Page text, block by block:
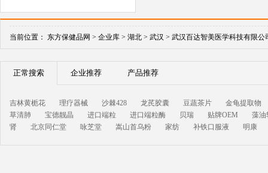
当前位置： 东方保健品网 > 企业库 > 湖北 > 武汉 > 武汉百达智美医学科技有限公
正常搜索 企业推荐 产品推荐
吉林黄栀花 理疗器械 沙棘428 龙芪胶囊 豆蔬茶片
金龟提取物
草清肺
宝德靓晶 进口端粒 进口端粒酶 贝瑞 贴牌OEM
藻油
肾
北京同仁堂 咏芝堂 嵩山首乌粉 家纺 补铁口服液 明康